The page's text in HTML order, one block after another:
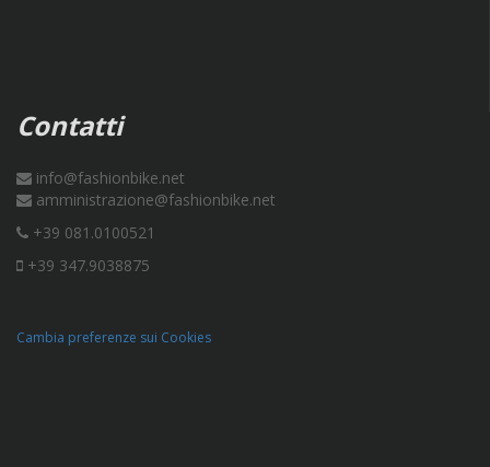
Contatti
info@fashionbike.net
amministrazione@fashionbike.net
+39 081.0100521
+39 347.9038875
Cambia preferenze sui Cookies